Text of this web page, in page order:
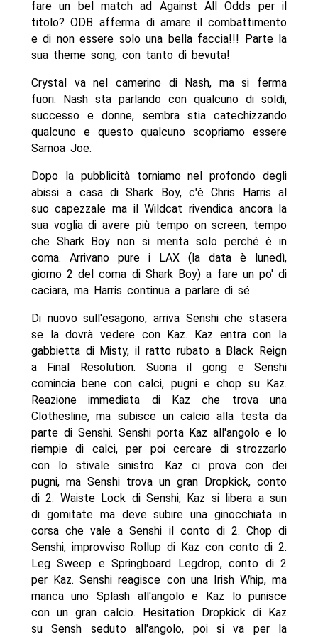
fare un bel match ad Against All Odds per il
titolo? ODB afferma di amare il combattimento
e di non essere solo una bella faccia!!! Parte la
sua theme song, con tanto di bevuta!
Crystal va nel camerino di Nash, ma si ferma
fuori. Nash sta parlando con qualcuno di soldi,
successo e donne, sembra stia catechizzando
qualcuno e questo qualcuno scopriamo essere
Samoa Joe.
Dopo la pubblicità torniamo nel profondo degli
abissi a casa di Shark Boy, c'è Chris Harris al
suo capezzale ma il Wildcat rivendica ancora la
sua voglia di avere più tempo on screen, tempo
che Shark Boy non si merita solo perché è in
coma. Arrivano pure i LAX (la data è lunedì,
giorno 2 del coma di Shark Boy) a fare un po' di
caciara, ma Harris continua a parlare di sé.
Di nuovo sull'esagono, arriva Senshi che stasera
se la dovrà vedere con Kaz. Kaz entra con la
gabbietta di Misty, il ratto rubato a Black Reign
a Final Resolution. Suona il gong e Senshi
comincia bene con calci, pugni e chop su Kaz.
Reazione immediata di Kaz che trova una
Clothesline, ma subisce un calcio alla testa da
parte di Senshi. Senshi porta Kaz all'angolo e lo
riempie di calci, per poi cercare di strozzarlo
con lo stivale sinistro. Kaz ci prova con dei
pugni, ma Senshi trova un gran Dropkick, conto
di 2. Waiste Lock di Senshi, Kaz si libera a sun
di gomitate ma deve subire una ginocchiata in
corsa che vale a Senshi il conto di 2. Chop di
Senshi, improvviso Rollup di Kaz con conto di 2.
Leg Sweep e Springboard Legdrop, conto di 2
per Kaz. Senshi reagisce con una Irish Whip, ma
manca uno Splash all'angolo e Kaz lo punisce
con un gran calcio. Hesitation Dropkick di Kaz
su Sensh seduto all'angolo, poi si va per la